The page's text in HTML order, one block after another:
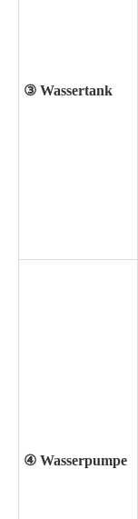
③ Wassertank
④ Wasserpumpe